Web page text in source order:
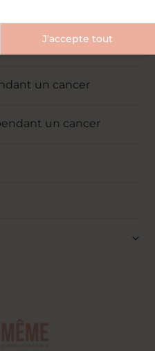
un cancer
un cancer
un cancer
J'accepte tout